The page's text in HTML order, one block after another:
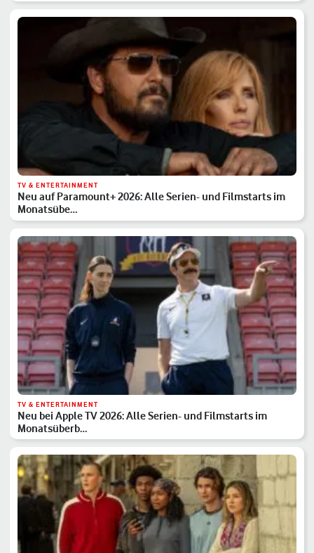
TV & ENTERTAINMENT
Neu auf Paramount+ 2026: Alle Serien- und Filmstarts im
Monatsübe…
TV & ENTERTAINMENT
Neu bei Apple TV 2026: Alle Serien- und Filmstarts im
Monatsüberb…